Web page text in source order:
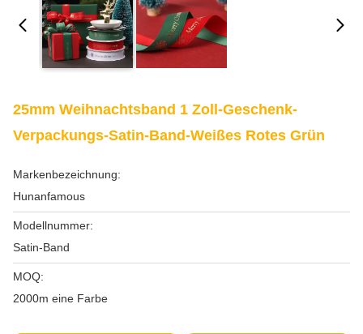
25mm Weihnachtsband 1 Zoll-Geschenk-
Verpackungs-Satin-Band-Weißes Rotes Grün
Markenbezeichnung:
Hunanfamous
Modellnummer:
Satin-Band
MOQ:
2000m eine Farbe